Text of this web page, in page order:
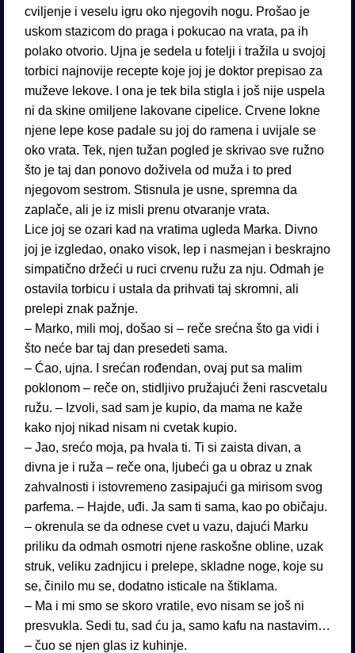
cviljenje i veselu igru oko njegovih nogu. Prošao je
uskom stazicom do praga i pokucao na vrata, pa ih
polako otvorio. Ujna je sedela u fotelji i tražila u svojoj
torbici najnovije recepte koje joj je doktor prepisao za
muževe lekove. I ona je tek bila stigla i još nije uspela
ni da skine omiljene lakovane cipelice. Crvene lokne
njene lepe kose padale su joj do ramena i uvijale se
oko vrata. Tek, njen tužan pogled je skrivao sve ružno
što je taj dan ponovo doživela od muža i to pred
njegovom sestrom. Stisnula je usne, spremna da
zaplače, ali je iz misli prenu otvaranje vrata.
Lice joj se ozari kad na vratima ugleda Marka. Divno
joj je izgledao, onako visok, lep i nasmejan i beskrajno
simpatično držeći u ruci crvenu ružu za nju. Odmah je
ostavila torbicu i ustala da prihvati taj skromni, ali
prelepi znak pažnje.
– Marko, mili moj, došao si – reče srećna što ga vidi i
što neće bar taj dan presedeti sama.
– Ćao, ujna. I srećan rođendan, ovaj put sa malim
poklonom – reče on, stidljivo pružajući ženi rascvetalu
ružu. – Izvoli, sad sam je kupio, da mama ne kaže
kako njoj nikad nisam ni cvetak kupio.
– Jao, srećo moja, pa hvala ti. Ti si zaista divan, a
divna je i ruža – reče ona, ljubeći ga u obraz u znak
zahvalnosti i istovremeno zasipajući ga mirisom svog
parfema. – Hajde, uđi. Ja sam ti sama, kao po običaju.
– okrenula se da odnese cvet u vazu, dajući Marku
priliku da odmah osmotri njene raskošne obline, uzak
struk, veliku zadnjicu i prelepe, skladne noge, koje su
se, činilo mu se, dodatno isticale na štiklama.
– Ma i mi smo se skoro vratile, evo nisam se još ni
presvukla. Sedi tu, sad ću ja, samo kafu na nastavim…
– čuo se njen glas iz kuhinje.